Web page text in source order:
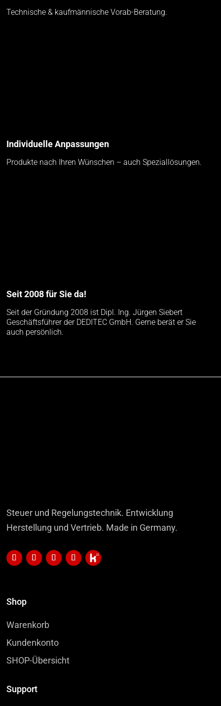
Technische & kaufmännische Vorab-Beratung.
Individuelle Anpassungen
Produkte nach Ihren Wünschen – auch Speziallösungen.
Seit 2008 für Sie da!
Seit der Gründung 2008 ist Dipl. Ing. Jürgen Siebert
Geschäftsführer der DEDITEC GmbH. Gerne berät er Sie
auch persönlich.
Steuer und Regelungstechnik. Entwicklung
Herstellung und Vertrieb. Made in Germany.
Shop
Warenkorb
Kundenkonto
SHOP-Übersicht
Support